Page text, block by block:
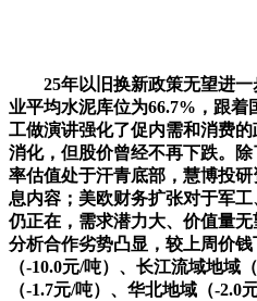
25年以旧换新政策无望进一
业平均水泥库位为66.7%，跟
工做演讲强化了促内需和消费
消化，但股价曾经不再下跌。
率估值处于汗青底部，慧博投
息内容；美欧财务扩张对于军
仍正在，需求潜力大、价值量
分析合作劣势凸显，较上周价
（-10.0元/吨）、长江流域地域
（-1.7元/吨）、华北地域（-2.0